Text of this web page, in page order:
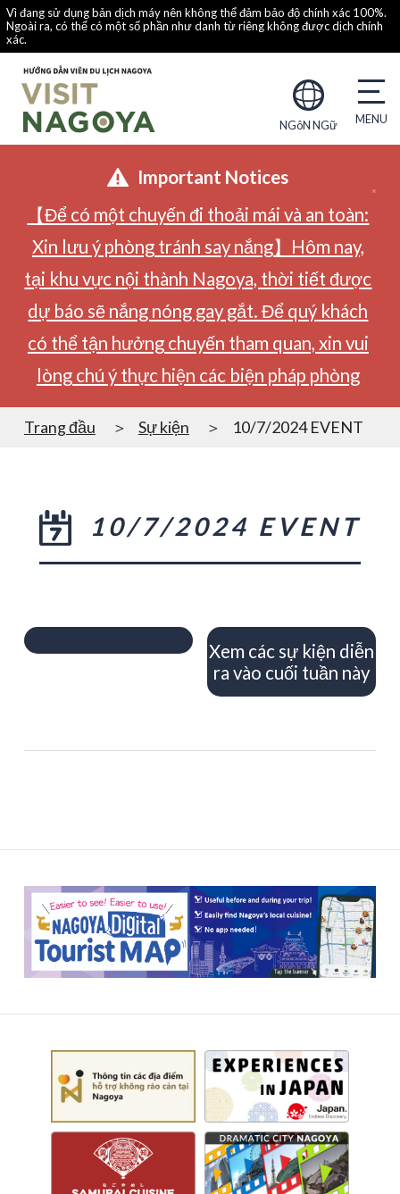
Vì đang sử dụng bản dịch máy nên không thể đảm bảo độ chính xác 100%.
Ngoài ra, có thể có một số phần như danh từ riêng không được dịch chính
xác.
NGôN NGữ
Important Notices
【Để có một chuyến đi thoải mái và an toàn:
Xin lưu ý phòng tránh say nắng】Hôm nay,
tại khu vực nội thành Nagoya, thời tiết được
dự báo sẽ nắng nóng gay gắt. Để quý khách
có thể tận hưởng chuyến tham quan, xin vui
lòng chú ý thực hiện các biện pháp phòng
Trang đầu Sự kiện 10/7/2024 EVENT
10/7/2024 EVENT
Xem các sự kiện diễn
ra vào cuối tuần này